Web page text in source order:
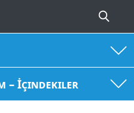
– İçindekiler